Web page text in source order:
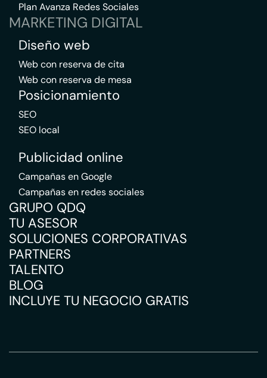
Plan Avanza Redes Sociales
MARKETING DIGITAL
Diseño web
Web con reserva de cita
Web con reserva de mesa
Posicionamiento
SEO
SEO local
Publicidad online
Campañas en Google
Campañas en redes sociales
GRUPO QDQ
TU ASESOR
SOLUCIONES CORPORATIVAS
PARTNERS
TALENTO
BLOG
INCLUYE TU NEGOCIO GRATIS